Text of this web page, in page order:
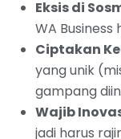
Eksis di
WA
Ciptakan
yang unik
gampang
Wajib
jadi harus